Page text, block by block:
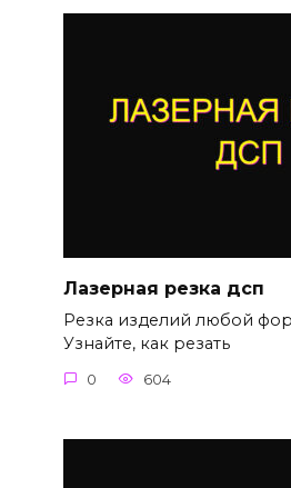
Лазерная резка дсп
Резка изделий любой
Узнайте, как резать
0 604